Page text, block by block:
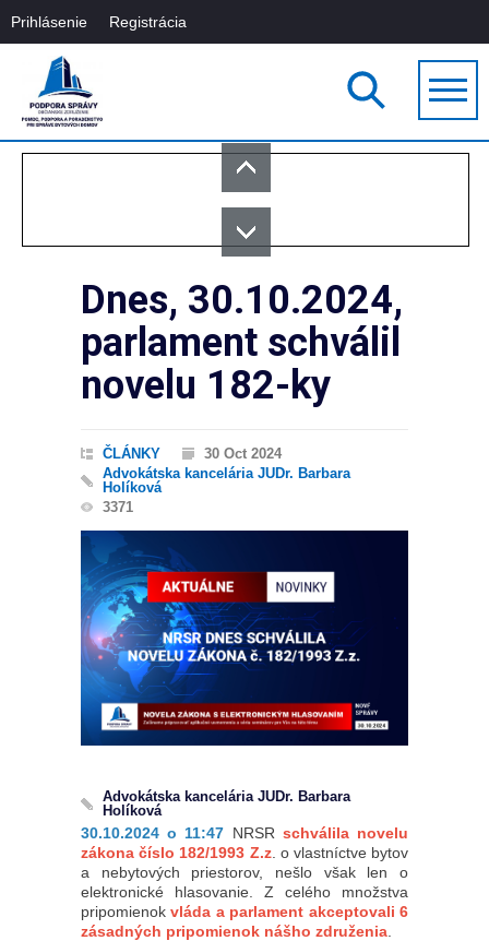
Prihlásenie Registrácia
Dnes, 30.10.2024,
parlament schválil
novelu 182-ky
ČLÁNKY
30 Oct 2024
Advokátska kancelária JUDr. Barbara
Holíková
3371
Advokátska kancelária JUDr. Barbara
Holíková
30.10.2024 o 11:47 NRSR schválila novelu
zákona číslo 182/1993 Z.z. o vlastníctve bytov
a nebytových priestorov, nešlo však len o
elektronické hlasovanie. Z celého množstva
pripomienokvláda a parlament akceptovali 6
zásadných pripomienok nášho združenia